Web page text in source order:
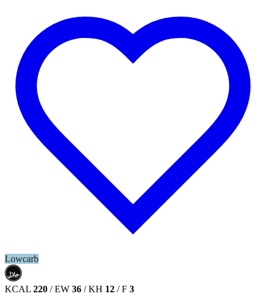
Lowcarb
حلال
HALAL
KCAL 220 / EW 36 / KH 12 / F 3